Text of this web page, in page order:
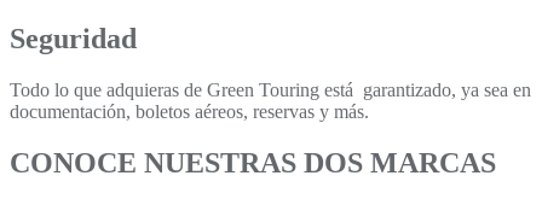
Seguridad
Todo lo que adquieras de Green Touring está garantizado, ya sea en
documentación, boletos aéreos, reservas y más.
CONOCE NUESTRAS DOS MARCAS